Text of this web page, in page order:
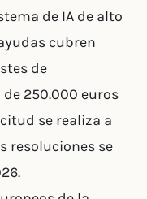
de IA de alto
cubren
de
250.000 euros
se realiza a
resoluciones se